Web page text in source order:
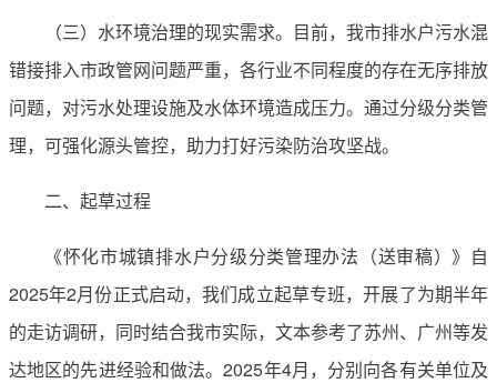
（三）水环境治理的现实需求。目前，我市排水户污水混
错接排入市政管网问题严重，各行业不同程度的存在无序排放
问题，对污水处理设施及水体环境造成压力。通过分级分类管
理，可强化源头管控，助力打好污染防治攻坚战。
二、起草过程
《怀化市城镇排水户分级分类管理办法（送审稿）》自
2025年2月份正式启动，我们成立起草专班，开展了为期半年
的走访调研，同时结合我市实际，文本参考了苏州、广州等发
达地区的先进经验和做法。2025年4月，分别向各有关单位及